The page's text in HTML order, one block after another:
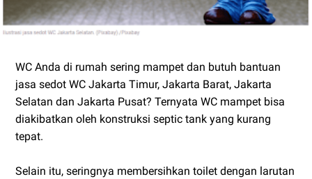
WC Anda di rumah sering mampet dan butuh bantuan
jasa sedot WC Jakarta Timur, Jakarta Barat, Jakarta
Selatan dan Jakarta Pusat? Ternyata WC mampet bisa
diakibatkan oleh konstruksi septic tank yang kurang
tepat.
Selain itu, seringnya membersihkan toilet dengan larutan